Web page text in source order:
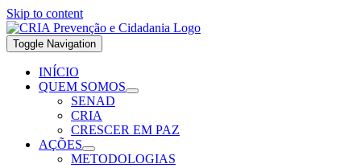
Skip to content
Toggle Navigation
INÍCIO
QUEM SOMOS
SENAD
CRIA
CRESCER EM PAZ
AÇÕES
METODOLOGIAS